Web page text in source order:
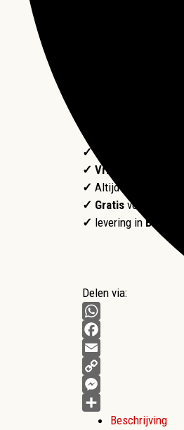
✓ Duurzaam
✓Papier met
✓ Vriendelijke
✓ Altijd een
✓ Gratis verzending
✓ levering inBelgie
Delen via:
WhatsApp
Facebook
Email
Copy
Link
Messenger
Delen
Beschrijving